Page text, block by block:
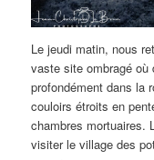
Le jeudi matin, nous
vaste site ombragé
profondément dans la
couloirs étroits en
chambres mortuaires.
visiter le village des